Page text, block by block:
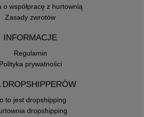
o współpracę z hurtownią
Zasady zwrotów
INFORMACJE
Regulamin
Polityka prywatności
DROPSHIPPERÓW
to jest dropshipping
dropshipping